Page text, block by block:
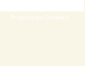
Propulsé par Omeka S